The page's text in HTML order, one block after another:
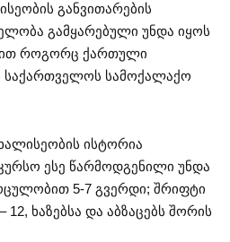
განვითარების
გამყარებული უნდა იყოს
როგორც ქართული
საქართველოს სამოქალაქო
ისტორია
ესე წარმოდგენილი უნდა
5-7 გვერდი; შრიფტი
12, ხაზებსა და აბზაცებს შორის